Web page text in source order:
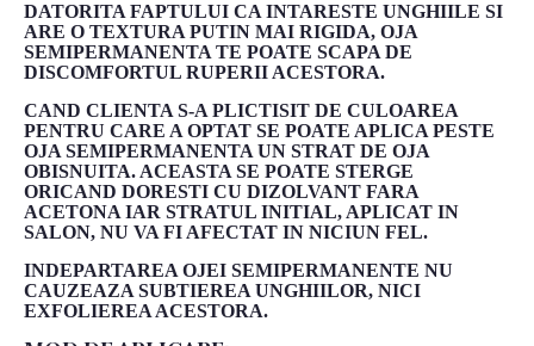
DATORITA FAPTULUI CA INTARESTE UNGHIILE SI
ARE O TEXTURA PUTIN MAI RIGIDA, OJA
SEMIPERMANENTA TE POATE SCAPA DE
DISCOMFORTUL RUPERII ACESTORA.
CAND CLIENTA S-A PLICTISIT DE CULOAREA
PENTRU CARE A OPTAT SE POATE APLICA PESTE
OJA SEMIPERMANENTA UN STRAT DE OJA
OBISNUITA. ACEASTA SE POATE STERGE
ORICAND DORESTI CU DIZOLVANT FARA
ACETONA IAR STRATUL INITIAL, APLICAT IN
SALON, NU VA FI AFECTAT IN NICIUN FEL.
INDEPARTAREA OJEI SEMIPERMANENTE NU
CAUZEAZA SUBTIEREA UNGHIILOR, NICI
EXFOLIEREA ACESTORA.